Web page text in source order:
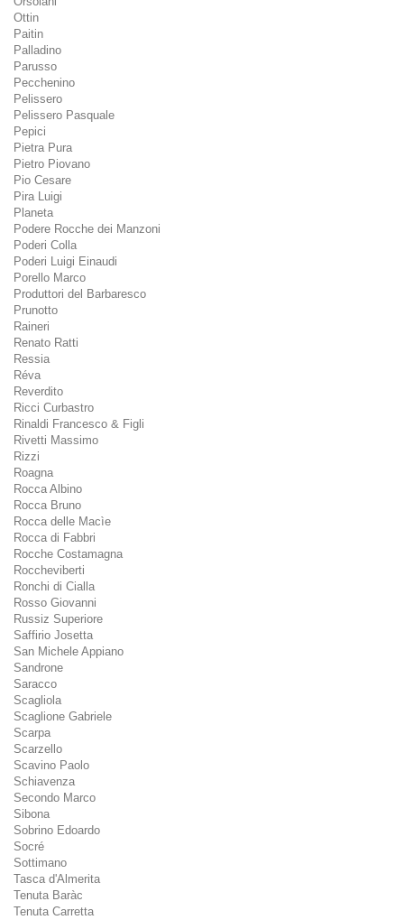
Ottin
Paitin
Palladino
Parusso
Pecchenino
Pelissero
Pelissero Pasquale
Pepici
Pietra Pura
Pietro Piovano
Pio Cesare
Pira Luigi
Planeta
Podere Rocche dei Manzoni
Poderi Colla
Poderi Luigi Einaudi
Porello Marco
Produttori del Barbaresco
Prunotto
Raineri
Renato Ratti
Ressia
Réva
Reverdito
Ricci Curbastro
Rinaldi Francesco & Figli
Rivetti Massimo
Rizzi
Roagna
Rocca Albino
Rocca Bruno
Rocca delle Macìe
Rocca di Fabbri
Rocche Costamagna
Roccheviberti
Ronchi di Cialla
Rosso Giovanni
Russiz Superiore
Saffirio Josetta
San Michele Appiano
Sandrone
Saracco
Scagliola
Scaglione Gabriele
Scarpa
Scarzello
Scavino Paolo
Schiavenza
Secondo Marco
Sibona
Sobrino Edoardo
Socré
Sottimano
Tasca d'Almerita
Tenuta Baràc
Tenuta Carretta